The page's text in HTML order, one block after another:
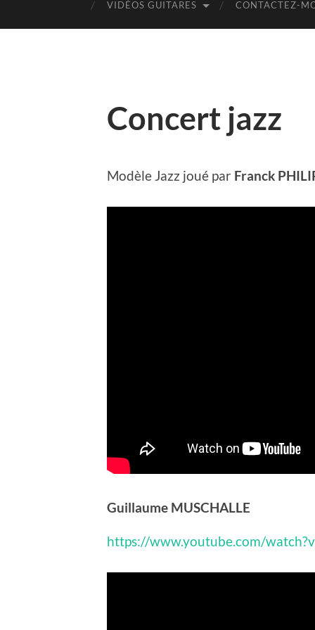
VIDÉOS GUITARES CONTACTEZ-
Concert jazz
Modèle Jazz joué par Franck
Guillaume MUSCHALLE
https://www.youtube.com/